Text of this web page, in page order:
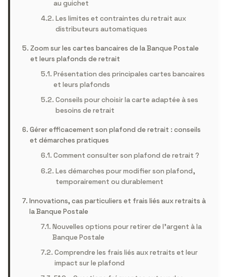
au guichet
Les limites et contraintes du retrait aux
distributeurs automatiques
Zoom sur les cartes bancaires de la Banque Postale
et leurs plafonds de retrait
Présentation des principales cartes bancaires
et leurs plafonds
Conseils pour choisir la carte adaptée à ses
besoins de retrait
Gérer efficacement son plafond de retrait : conseils
et démarches pratiques
Comment consulter son plafond de retrait ?
Les démarches pour modifier son plafond,
temporairement ou durablement
Innovations, cas particuliers et frais liés aux retraits à
la Banque Postale
Nouvelles options pour retirer de l’argent à la
Banque Postale
Comprendre les frais liés aux retraits et leur
impact sur le plafond